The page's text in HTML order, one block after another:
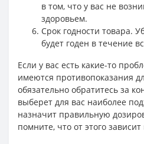
в том, что у вас не
здоровьем.
Срок годности товара.
будет годен в течение
Если у вас есть какие-то
имеются противопоказания
обязательно обратитесь за
выберет для вас наиболее
назначит правильную
помните, что от этого